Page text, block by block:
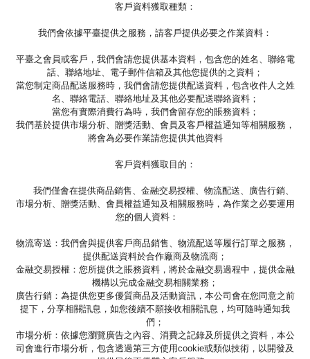
客戶資料獲取種類：
我們會依據平臺提供之服務，請客戶提供必要之作業資料：
平臺之會員或客戶，我們會請您提供基本資料，包含您的姓名、聯絡電
話、聯絡地址、電子郵件信箱及其他您提供的之資料；
當您制定商品配送服務時，我們會請您提供配送資料，包含收件人之姓
名、聯絡電話、聯絡地址及其他必要配送聯絡資料；
當您有實際消費行為時，我們會留存您的賬務資料；
我們基於提供市場分析、贈獎活動、會員及客戶權益通知等相關服務，
將會為必要作業請您提供其他資料
客戶資料獲取目的：
我們僅會在提供商品銷售、金融交易授權、物流配送、廣告行銷、
市場分析、贈獎活動、會員權益通知及相關服務時，為作業之必要運用
您的個人資料：
物流寄送：我們會與提供客戶商品銷售、物流配送等履行訂單之服務，
提供配送資料於合作廠商及物流商；
金融交易授權：您所提供之賬務資料，將於金融交易過程中，提供金融
機構以完成金融交易相關業務；
廣告行銷：為提供您更多優質商品及活動資訊，本公司會在您同意之前
提下，分享相關訊息，如您後續不願接收相關訊息，均可隨時通知我
們；
市場分析：依據您瀏覽廣告之內容、消費之記錄及所提供之資料，本公
司會進行市場分析，包含透過第三方使用cookie或類似技術，以開發及